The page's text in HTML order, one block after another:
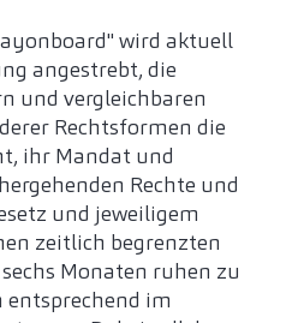
wird aktuell
angestrebt, die
und vergleichbaren
Rechtsformen die
ihr Mandat und
Rechte und
und jeweiligem
zeitlich begrenzten
Monaten ruhen zu
entsprechend im